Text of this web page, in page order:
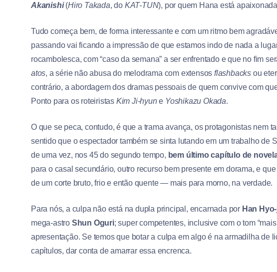
Akanishi(Hiro Takada, do KAT-TUN), por quem Hana está
Tudo começa bem, de forma interessante e com um ritmo bem
passando vai ficando a impressão de que estamos indo de nada a
rocambolesca, com “caso da semana” a ser enfrentado e que no fim
atos, a série não abusa do melodrama com extensosflashbacks ou
contrário, a abordagem dos dramas pessoais de quem convive com
Ponto para os roteiristas Kim Ji-hyune Yoshikazu Okada.
O que se peca, contudo, é que a trama avança, os protagonistas nem
sentido que o espectador também se sinta lutando em um trabalho de
de uma vez, nos 45 do segundo tempo, bem último capítulo de
para o casal secundário, outro recurso bem presente em dorama, e
de um corte bruto, frio e então quente — mais para morno, na verdade.
Para nós, a culpa não está na dupla principal, encarnada por Han
mega-astro Shun Oguri; super competentes, inclusive com o tom
apresentação. Se temos que botar a culpa em algo é na armadilha de
capítulos, dar conta de amarrar essa encrenca.